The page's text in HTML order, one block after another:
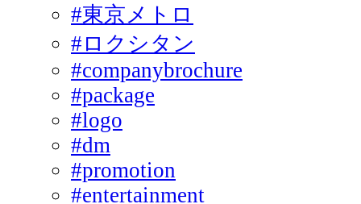
#東京メトロ
#ロクシタン
#companybrochure
#package
#logo
#dm
#promotion
#entertainment